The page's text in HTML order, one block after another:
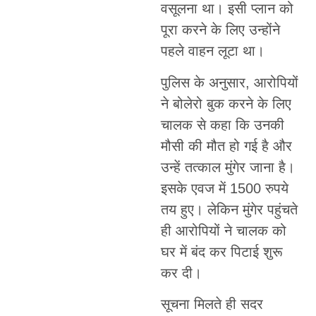
वसूलना था। इसी प्लान को
पूरा करने के लिए उन्होंने
पहले वाहन लूटा था।
पुलिस के अनुसार, आरोपियों
ने बोलेरो बुक करने के लिए
चालक से कहा कि उनकी
मौसी की मौत हो गई है और
उन्हें तत्काल मुंगेर जाना है।
इसके एवज में 1500 रुपये
तय हुए। लेकिन मुंगेर पहुंचते
ही आरोपियों ने चालक को
घर में बंद कर पिटाई शुरू
कर दी।
सूचना मिलते ही सदर